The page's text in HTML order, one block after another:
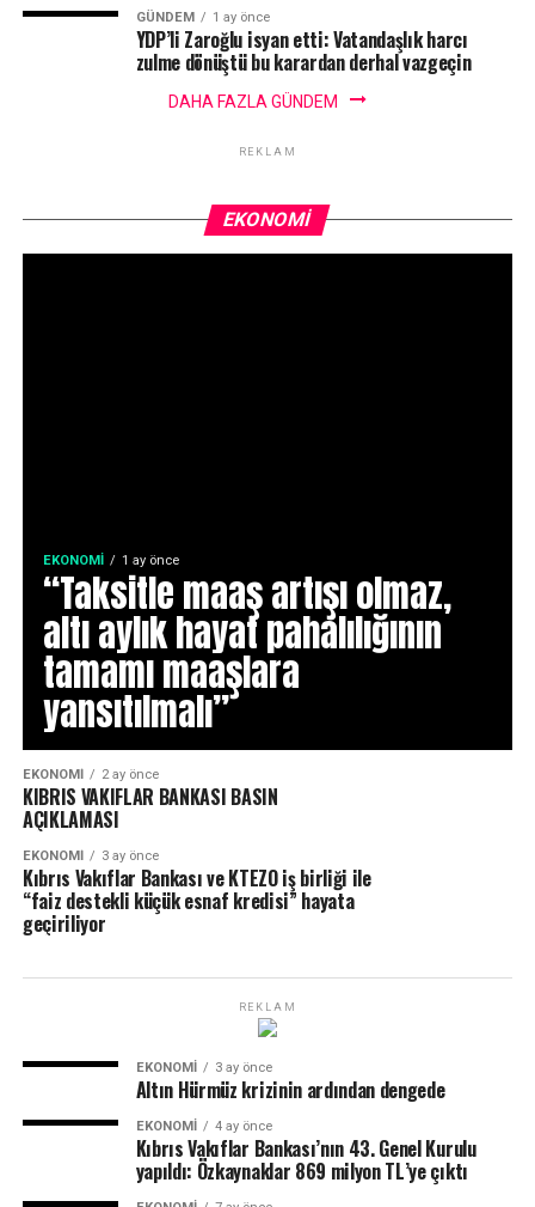
GÜNDEM 1 ay önce
YDP’li Zaroğlu isyan etti: Vatandaşlık harcı
zulme dönüştü bu karardan derhal vazgeçin
DAHA FAZLA GÜNDEM
REKLAM
EKONOMI
EKONOMI 1 ay önce
“Taksitle maaş artışı olmaz,
altı aylık hayat pahalılığının
tamamı maaşlara
yansıtılmalı”
EKONOMI 2 ay önce
KIBRIS VAKIFLAR BANKASI BASIN
AÇIKLAMASI
EKONOMI 3 ay önce
Kıbrıs Vakıflar Bankası ve KTEZO iş birliği ile
“faiz destekli küçük esnaf kredisi” hayata
geçiriliyor
REKLAM
EKONOMI 3 ay önce
Altın Hürmüz krizinin ardından dengede
EKONOMI 4 ay önce
Kıbrıs Vakıflar Bankası’nın 43. Genel Kurulu
yapıldı: Özkaynaklar 869 milyon TL’ye çıktı